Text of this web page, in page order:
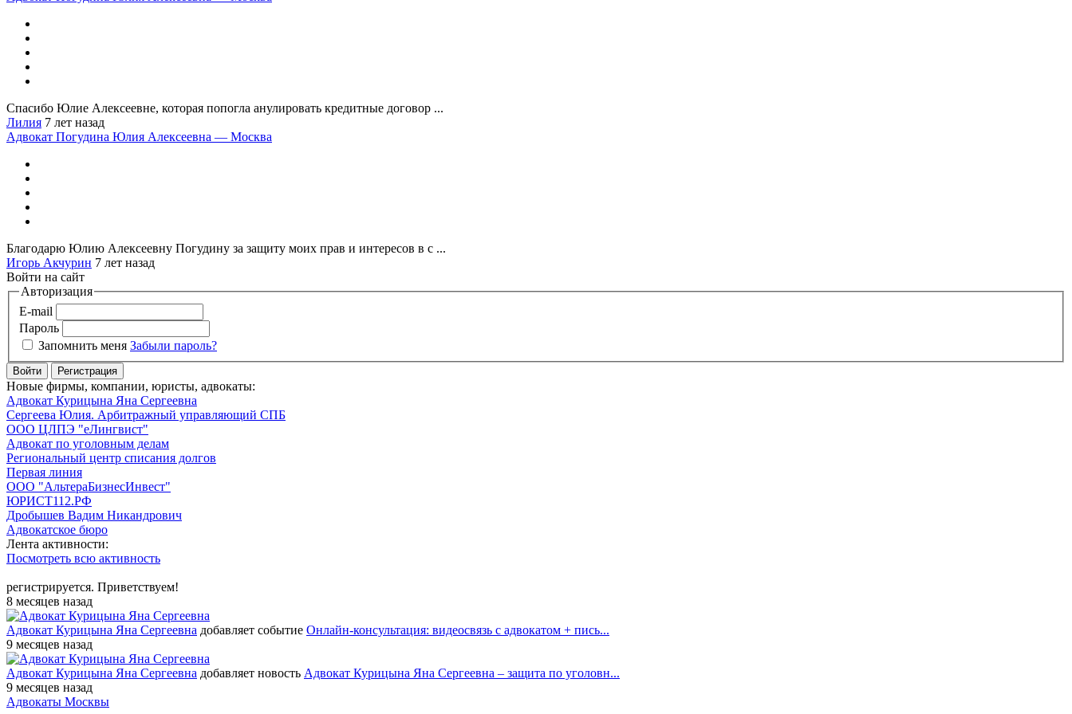
Спасибо Юлие Алексеевне, которая попогла анулировать кредитные договор ...
Лилия 7 лет назад
Адвокат Погудина Юлия Алексеевна — Москва
Благодарю Юлию Алексеевну Погудину за защиту моих прав и интересов в с ...
Игорь Акчурин 7 лет назад
Войти на сайт
Авторизация
E-mail
Пароль
Запомнить меня Забыли пароль?
Войти Регистрация
Новые фирмы, компании, юристы, адвокаты:
Адвокат Курицына Яна Сергеевна
Сергеева Юлия. Арбитражный управляющий СПБ
ООО ЦЛПЭ "еЛингвист"
Адвокат по уголовным делам
Региональный центр списания долгов
Первая линия
ООО "АльтераБизнесИнвест"
ЮРИСТ112.РФ
Дробышев Вадим Никандрович
Адвокатское бюро
Лента активности:
Посмотреть всю активность
регистрируется. Приветствуем!
8 месяцев назад
Адвокат Курицына Яна Сергеевна добавляет событие Онлайн-консультация: видеосвязь с адвокатом + пись...
9 месяцев назад
Адвокат Курицына Яна Сергеевна добавляет новость Адвокат Курицына Яна Сергеевна – защита по уголовн...
9 месяцев назад
Адвокаты Москвы